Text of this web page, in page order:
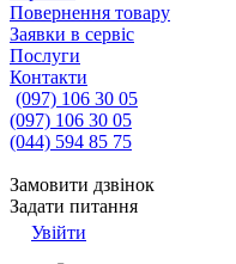
Повернення товару
Заявки в сервіс
Послуги
Контакти
(097) 106 30 05
(097) 106 30 05
(044) 594 85 75
Замовити дзвінок
Задати питання
Увійти